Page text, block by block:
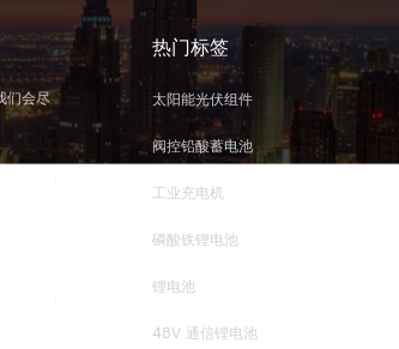
们会尽
热门标签
太阳能光伏组件
阀控铅酸蓄电池
工业充电机
磷酸铁锂电池
锂电池
48V 通信锂电池